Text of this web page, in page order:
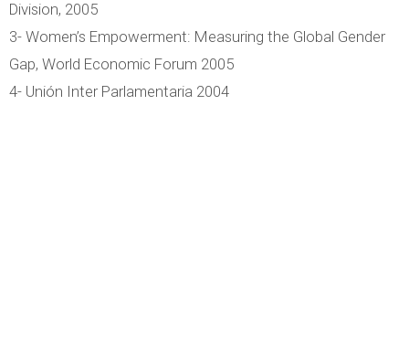
Division, 2005
3- Women’s Empowerment: Measuring the Global Gender
Gap, World Economic Forum 2005
4- Unión Inter Parlamentaria 2004